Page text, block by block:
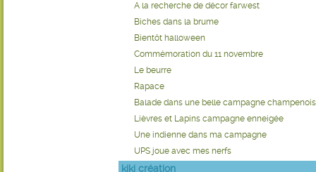
A la recherche de décor farwest
Biches dans la brume
Bientôt halloween
Commémoration du 11 novembre
Le beurre
Rapace
Balade dans une belle campagne
Lièvres et Lapins campagne enneigée
Une indienne dans ma campagne
UPS joue avec mes nerfs
kiki création